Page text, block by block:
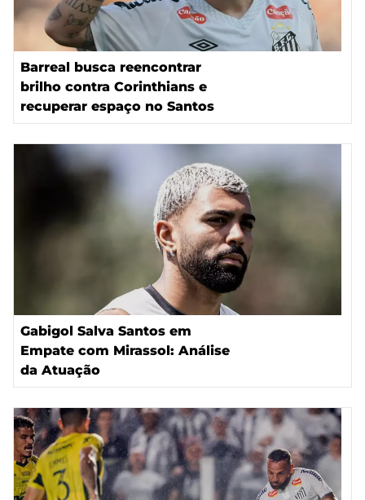
Barreal busca reencontrar
brilho contra Corinthians e
recuperar espaço no Santos
Gabigol Salva Santos em
Empate com Mirassol: Análise
da Atuação